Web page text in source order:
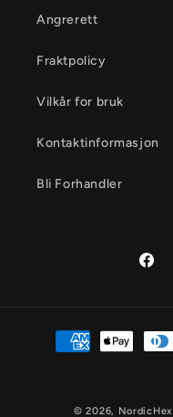
Angrerett
Fraktpolicy
Vilkår for bruk
Kontaktinformasjon
Bli Forhandler
Betalingsmåter
© 2026, NordicHex